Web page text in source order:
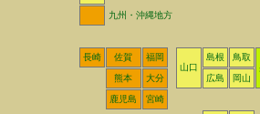
九州・沖縄地方
長崎 佐賀
福岡
山口
島根
鳥取
熊本
大分 広島 岡山
鹿児島 宮崎